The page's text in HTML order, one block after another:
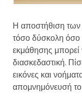
Η αποστήθιση των
τόσο δύσκολη όσο
εκμάθησης μπορεί
διασκεδαστική.
εικόνες και
απομνημόνευσή